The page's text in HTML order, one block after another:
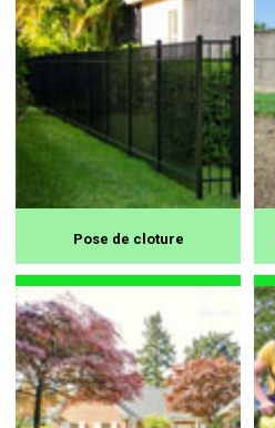
Pose de cloture